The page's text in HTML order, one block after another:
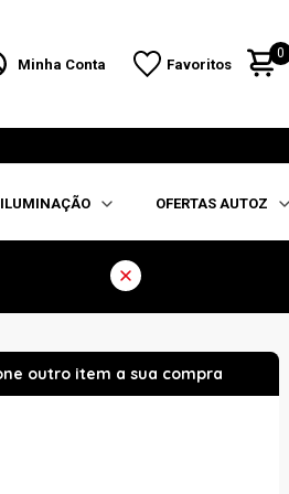
Minha Conta Favoritos
0
ILUMINAÇÃO OFERTAS AUTOZ